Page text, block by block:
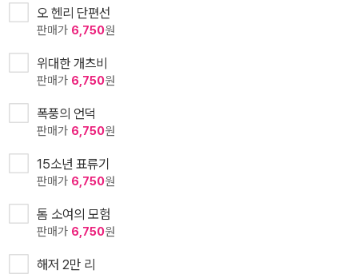
오 헨리 단편선
판매가 6,750원
위대한 개츠비
판매가 6,750원
폭풍의 언덕
판매가 6,750원
15소년 표류기
판매가 6,750원
톰 소여의 모험
판매가 6,750원
해저 2만 리